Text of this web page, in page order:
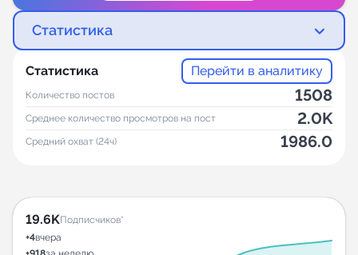
Статистика
Статистика Перейти в аналитику
Количество постов 1508
Среднее количество просмотров на пост 2.0K
Средний охват (24ч) 1986.0
19.6KПодписчиков*
+4вчера